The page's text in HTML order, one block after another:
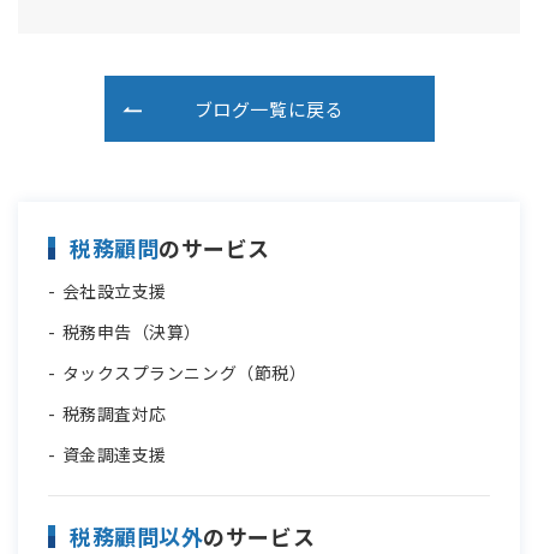
ブログ一覧に戻る
税務顧問のサービス
会社設立支援
税務申告（決算）
タックスプランニング（節税）
税務調査対応
資金調達支援
税務顧問以外のサービス